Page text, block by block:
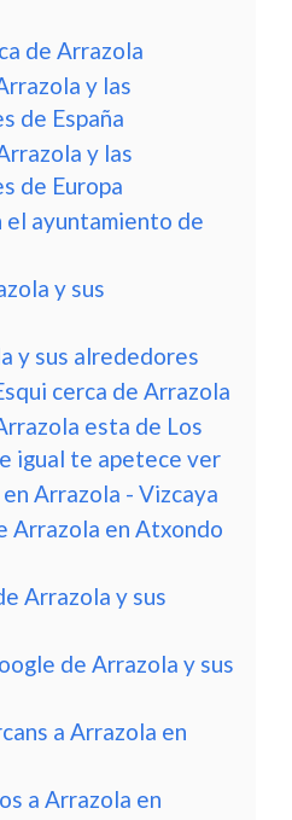
de Arrazola
y las
de España
y las
de Europa
el ayuntamiento de
y sus
y sus alrededores
cerca de Arrazola
esta de Los
igual te apetece ver
Arrazola - Vizcaya
Arrazola en Atxondo
Arrazola y sus
de Arrazola y sus
a Arrazola en
a Arrazola en